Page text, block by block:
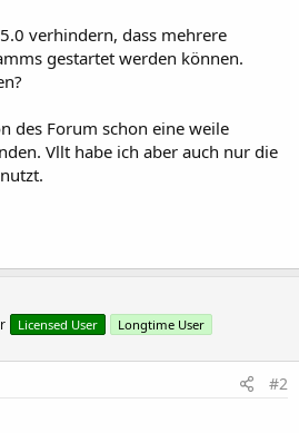
a
d
verhindern, dass mehrere
gestartet werden können.
des Forum schon eine weile
Vllt habe ich aber auch nur die
Licensed User Longtime User
#2